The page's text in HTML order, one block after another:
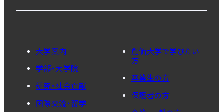
大学案内
学部・大学院
研究・社会貢献
国際交流・留学
創価大学で学びたい
方
卒業生の方
保護者の方